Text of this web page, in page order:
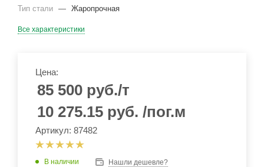
Тип стали — Жаропрочная
Все характеристики
Цена:
85 500 руб./т
10 275.15 руб. /пог.м
Артикул: 87482
В наличии Нашли дешевле?